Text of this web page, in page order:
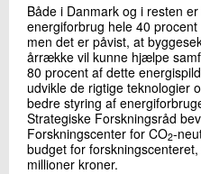
Mette Glavind
Direktør, ph.d.
Byggeri og Anlæg
+45 72 20 22 20
Send e-mail
Skriv til mig
Både i Danmark og i resten
energiforbrug hele 40
men det er påvist, at
årrække vil kunne hjælpe
80 procent af dette
udvikle de rigtige teknologier
bedre styring af
Strategiske Forskningsråd
Forskningscenter for CO2-
budget for
millioner kroner.